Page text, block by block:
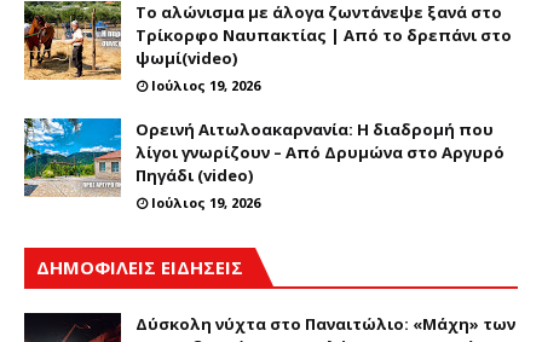
Το αλώνισμα με άλογα ζωντάνεψε ξανά στο
Τρίκορφο Ναυπακτίας | Από το δρεπάνι στο
ψωμί(video)
Ιούλιος 19, 2026
Ορεινή Αιτωλοακαρνανία: Η διαδρομή που
λίγοι γνωρίζουν – Από Δρυμώνα στο Αργυρό
Πηγάδι (video)
Ιούλιος 19, 2026
ΔΗΜΟΦΙΛΕΙΣ ΕΙΔΗΣΕΙΣ
Δύσκολη νύχτα στο Παναιτώλιο: «Μάχη» των